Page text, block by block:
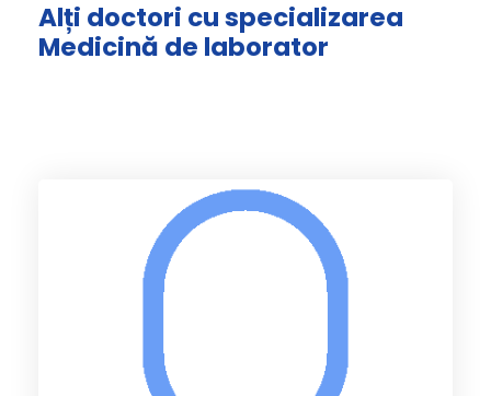
Alți doctori cu specializarea
Medicină de laborator